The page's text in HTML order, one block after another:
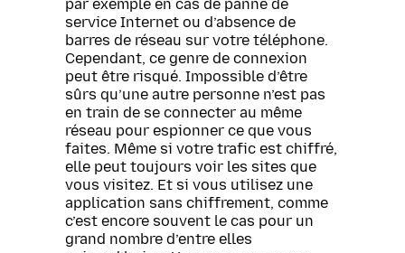
par exemple en cas de panne de
service Internet ou d’absence de
barres de réseau sur votre téléphone.
Cependant, ce genre de connexion
peut être risqué. Impossible d’être
sûrs qu’une autre personne n’est pas
en train de se connecter au même
réseau pour espionner ce que vous
faites. Même si votre trafic est chiffré,
elle peut toujours voir les sites que
vous visitez. Et si vous utilisez une
application sans chiffrement, comme
c’est encore souvent le cas pour un
grand nombre d’entre elles